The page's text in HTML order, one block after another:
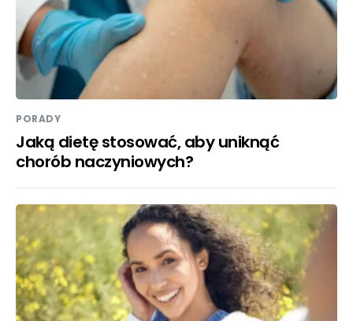
PORADY
Jaką dietę stosować, aby uniknąć
chorób naczyniowych?